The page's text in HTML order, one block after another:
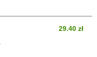
29.40 zł